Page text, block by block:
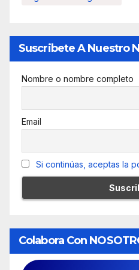
Suscribete A Nuestro
Nombre o nombre completo
Email
Si continúas, aceptas la
Colabora Con